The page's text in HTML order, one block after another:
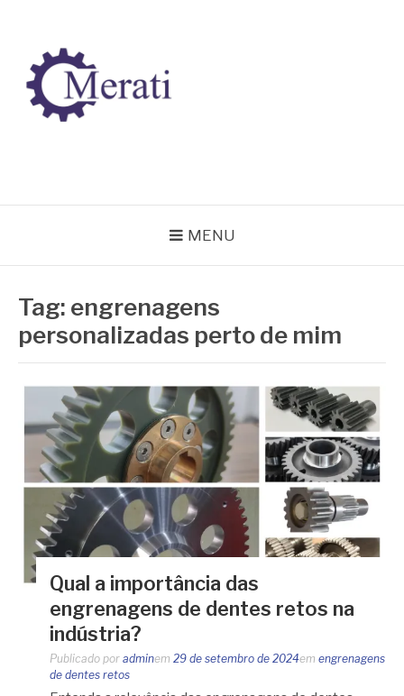
conteúdo
MENU
Tag: engrenagens
personalizadas perto de mim
Qual a importância das
engrenagens de dentes retos na
indústria?
Publicado por adminem 29 de setembro de 2024em engrenagens
de dentes retos